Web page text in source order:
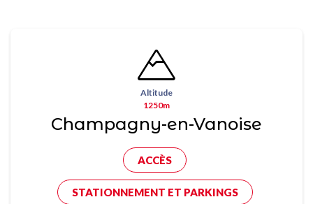
Altitude
1250m
Champagny-en-Vanoise
ACCÈS
STATIONNEMENT ET PARKINGS